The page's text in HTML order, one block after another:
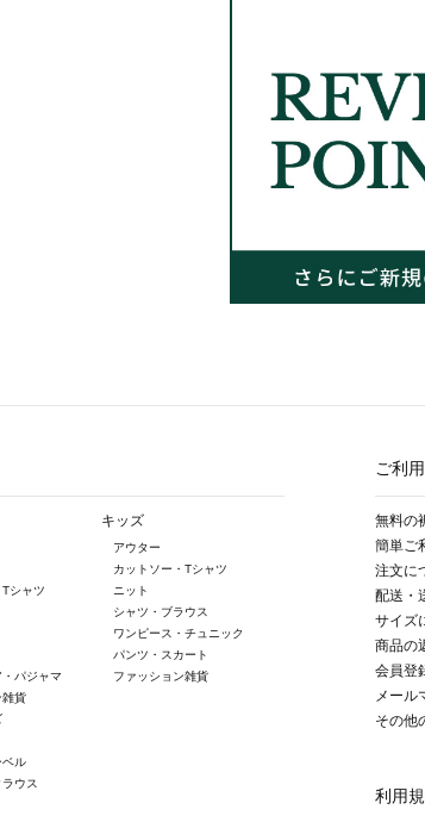
シャツ
パジャマ
雑貨
ベル
ウス
キッズ
アウター
カットソー・Tシャツ
ニット
シャツ・ブラウス
ワンピース・チュニック
パンツ・スカート
ファッション雑貨
ご利
無料の
簡単ご
注文に
配送・
サイズ
商品の
会員登
メール
その他
利用